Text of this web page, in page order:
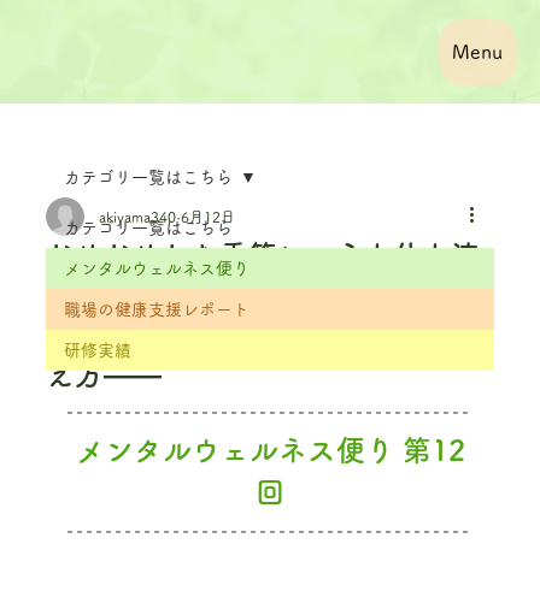
Menu
カテゴリ一覧はこちら
メンタルウェルネス便り
職場の健康支援レポート
研修実績
カテゴリ一覧はこちら
じめじめした季節に、心も体も流
されないために ――梅雨と気温上
昇が心身に与える影響と、その整
え方――
akiyama340 6月12日
メンタルウェルネス便り 第12
回